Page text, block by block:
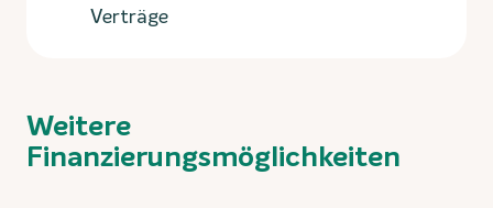
Verträge
Weitere
Finanzierungsmöglichkeiten